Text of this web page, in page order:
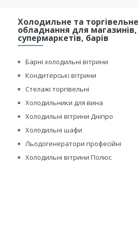
Холодильне та торгівельне
обладнання для магазинів,
супермаркетів, барів
Барні холодильні вітрини
Кондитерські вітрини
Стелажі торгівельні
Холодильники для вина
Холодильні вітрини Дніпро
Холодильні шафи
Льодогенератори професійні
Холодильні вітрини Полюс